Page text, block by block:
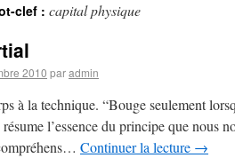
clef : capital physique
2010 paradmin
à la technique. “Bouge seulement
l’essence du principe que nous
Continuer la lecture →